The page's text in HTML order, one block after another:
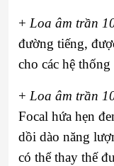
+ Loa âm trần
đường tiếng,
cho các hệ
+ Loa âm trần
Focal hứa hẹn
dồi dào năng
có thể thay thế